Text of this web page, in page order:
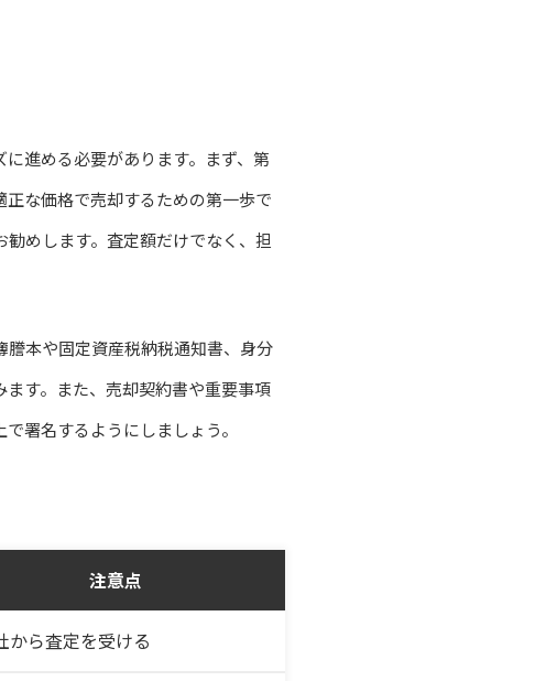
進める必要があります。まず、第
な価格で売却するための第一歩で
めします。査定額だけでなく、担
本や固定資産税納税通知書、身分
す。また、売却契約書や重要事項
署名するようにしましょう。
注意点
から査定を受ける